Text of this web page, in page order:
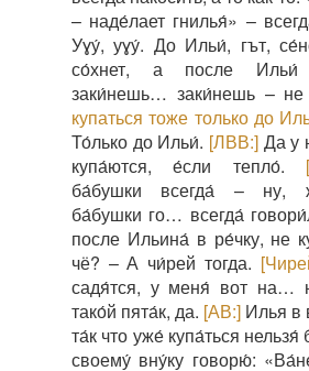
– наде́лает гнилья́» –
Уɣу́, уɣу́. До Ильи́, гът,
со́хнет, а после
заки́нешь… заки́нешь – не
купаться тоже только до
То́лько до Ильи́. [ЛВВ:]Да у
купа́ются, е́сли тепло́.
ба́бушки всегда́ – ну,
ба́бушки го… всегда́
после Ильина́ в ре́чку, не
чё? – А чи́рей тогда.
садя́тся, у меня́ вот на…
тако́й пята́к, да. [АВ:] Илья в
та́к что уже́ купа́ться нельзя́
своему́ вну́ку говорю́: